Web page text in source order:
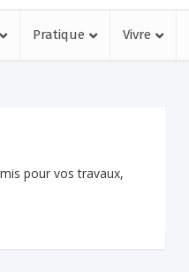
Pratique Vivre
pour vos travaux,